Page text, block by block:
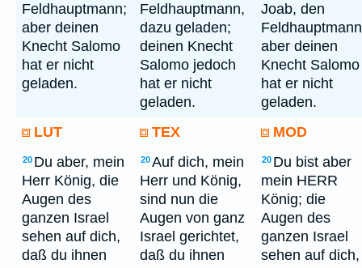
Feldhauptmann;
aber deinen
Knecht Salomo
hat er nicht
geladen.
Feldhauptmann,
dazu geladen;
deinen Knecht
Salomo jedoch
hat er nicht
geladen.
Joab, den
aber deinen
Knecht Salomo
hat er nicht
geladen.
LUT
TEX MOD
20 Du aber, mein
Herr König, die
Augen des
ganzen Israel
sehen auf dich,
daß du ihnen
20Auf dich, mein
Herr und König,
sind nun die
Augen von ganz
Israel gerichtet,
daß du ihnen
20 Du bist aber
mein HERR
König; die
Augen des
ganzen Israel
sehen auf dich,